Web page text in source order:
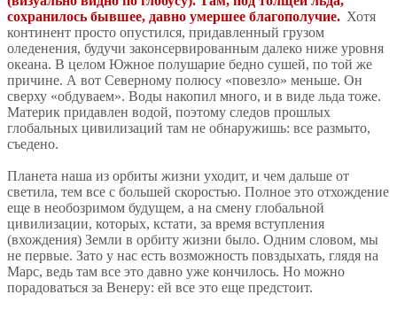
сохранилось бывшее, давно умершее благополучие. Хотя
континент просто опустился, придавленный грузом
оледенения, будучи законсервированным далеко ниже уровня
океана. В целом Южное полушарие бедно сушей, по той же
причине. А вот Северному полюсу «повезло» меньше. Он
сверху «обдуваем». Воды накопил много, и в виде льда тоже.
Материк придавлен водой, поэтому следов прошлых
глобальных цивилизаций там не обнаружишь: все размыто,
съедено.
Планета наша из орбиты жизни уходит, и чем дальше от
светила, тем все с большей скоростью. Полное это отхождение
еще в необозримом будущем, а на смену глобальной
цивилизации, которых, кстати, за время вступления
(вхождения) Земли в орбиту жизни было. Одним словом, мы
не первые. Зато у нас есть возможность повздыхать, глядя на
Марс, ведь там все это давно уже кончилось. Но можно
порадоваться за Венеру: ей все это еще предстоит.